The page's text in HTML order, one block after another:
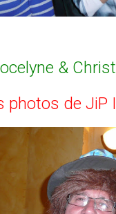
&
photos de JiP